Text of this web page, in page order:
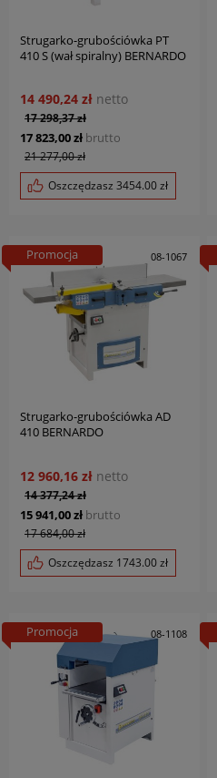
Strugarko-grubościówka PT
410 S (wał spiralny) BERNARDO
17 823,00 zł brutto
21 277,00 zł
Oszczędzasz 3454.00zł
14 490,24 zł netto
17 298,37 zł
08-1067
Strugarko-grubościówka AD
410 BERNARDO
15 941,00 zł brutto
17 684,00 zł
Oszczędzasz 1743.00zł
12 960,16 zł netto
14 377,24 zł
Promocja
08-1108
Promocja